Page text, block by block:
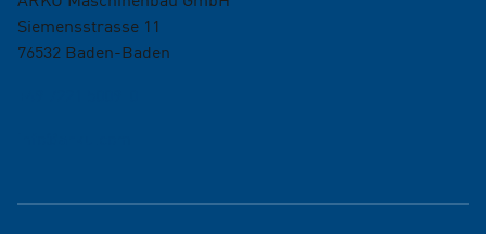
Siemensstrasse 11
76532 Baden-Baden